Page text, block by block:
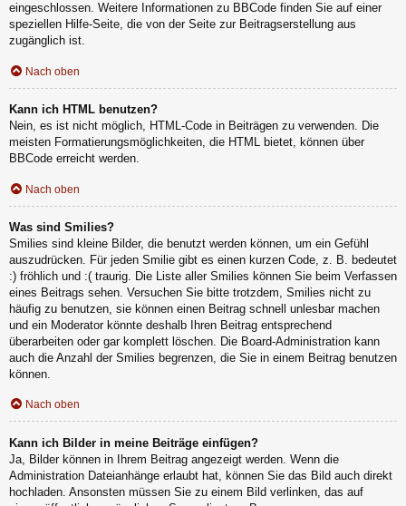
eingeschlossen. Weitere Informationen zu BBCode finden Sie auf einer
speziellen Hilfe-Seite, die von der Seite zur Beitragserstellung aus
zugänglich ist.
Nach oben
Kann ich HTML benutzen?
Nein, es ist nicht möglich, HTML-Code in Beiträgen zu verwenden. Die
meisten Formatierungsmöglichkeiten, die HTML bietet, können über
BBCode erreicht werden.
Nach oben
Was sind Smilies?
Smilies sind kleine Bilder, die benutzt werden können, um ein Gefühl
auszudrücken. Für jeden Smilie gibt es einen kurzen Code, z. B. bedeutet
:) fröhlich und :( traurig. Die Liste aller Smilies können Sie beim Verfassen
eines Beitrags sehen. Versuchen Sie bitte trotzdem, Smilies nicht zu
häufig zu benutzen, sie können einen Beitrag schnell unlesbar machen
und ein Moderator könnte deshalb Ihren Beitrag entsprechend
überarbeiten oder gar komplett löschen. Die Board-Administration kann
auch die Anzahl der Smilies begrenzen, die Sie in einem Beitrag benutzen
können.
Nach oben
Kann ich Bilder in meine Beiträge einfügen?
Ja, Bilder können in Ihrem Beitrag angezeigt werden. Wenn die
Administration Dateianhänge erlaubt hat, können Sie das Bild auch direkt
hochladen. Ansonsten müssen Sie zu einem Bild verlinken, das auf